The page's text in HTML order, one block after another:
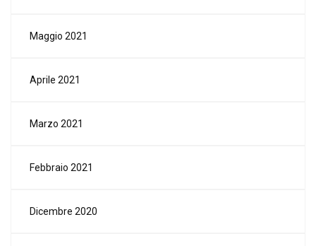
Maggio 2021
Aprile 2021
Marzo 2021
Febbraio 2021
Dicembre 2020